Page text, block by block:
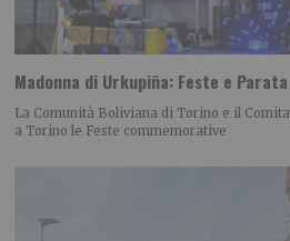
Madonna di Urkupiña: Feste e
La Comunità Boliviana di Torino e il
a Torino le Feste commemorative